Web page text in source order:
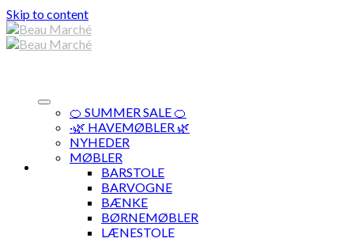
Skip to content
🍊 SUMMER SALE 🍊
·🌿 HAVEMØBLER 🌿
NYHEDER
MØBLER
BARSTOLE
BARVOGNE
BÆNKE
BØRNEMØBLER
LÆNESTOLE